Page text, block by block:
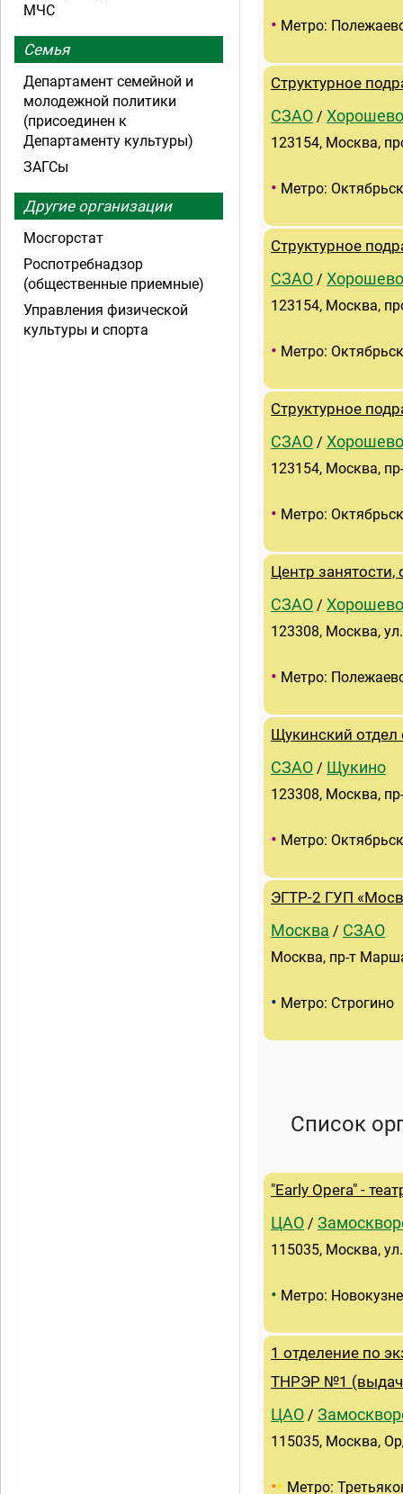
• Метро:
Структурное
СЗАО /
123154, Москва,
• Метро:
Структурное
СЗАО /
123154, Москва,
• Метро:
Структурное
СЗАО /
123154, Москва,
• Метро:
Центр
СЗАО /
123308, Москва,
• Метро:
Щукинский отдел
СЗАО / Щукино
123308, Москва,
• Метро:
ЭГТР-2 ГУП
Москва / СЗАО
Москва, пр-т
• Метро: Строгино
Список
"Early Opera" -
ЦАО /
115035, Москва,
• Метро:
1 отделение по
ТНРЭР №1
ЦАО /
115035, Москва,
•• Метро:
МЧС
Семья
Департамент семейной и
молодежной политики
(присоединен к
Департаменту культуры)
ЗАГСы
Другие организации
Мосгорстат
Роспотребнадзор
(общественные приемные)
Управления физической
культуры и спорта